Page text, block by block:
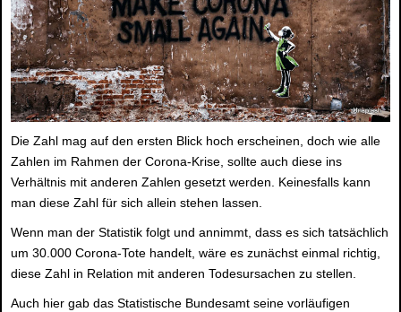
Die Zahl mag auf den ersten Blick hoch erscheinen, doch wie alle
Zahlen im Rahmen der Corona-Krise, sollte auch diese ins
Verhältnis mit anderen Zahlen gesetzt werden. Keinesfalls kann
man diese Zahl für sich allein stehen lassen.
Wenn man der Statistik folgt und annimmt, dass es sich tatsächlich
um 30.000 Corona-Tote handelt, wäre es zunächst einmal richtig,
diese Zahl in Relation mit anderen Todesursachen zu stellen.
Auch hier gab das Statistische Bundesamt seine vorläufigen